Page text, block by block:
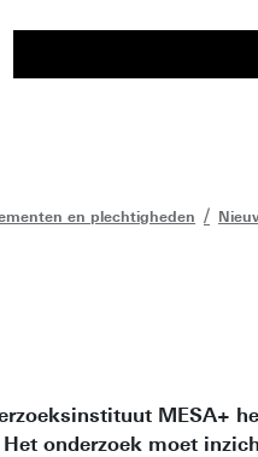
en plechtigheden
MESA+
onderzoek moet